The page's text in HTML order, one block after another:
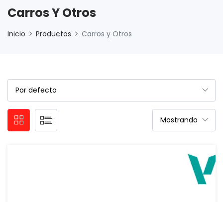
Carros Y Otros
Inicio Productos Carros y Otros